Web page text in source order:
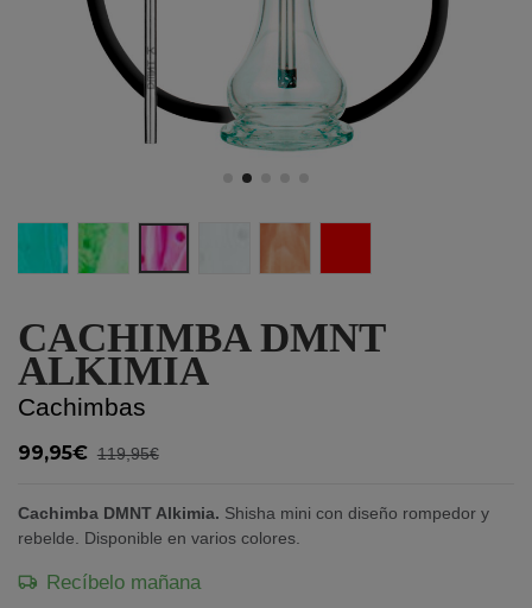
CACHIMBA DMNT
ALKIMIA
Cachimbas
99,95€ 119,95€
Cachimba DMNT Alkimia. Shisha mini con diseño rompedor y
rebelde. Disponible en varios colores.
Turquoise Neon Pink
Recíbelo mañana